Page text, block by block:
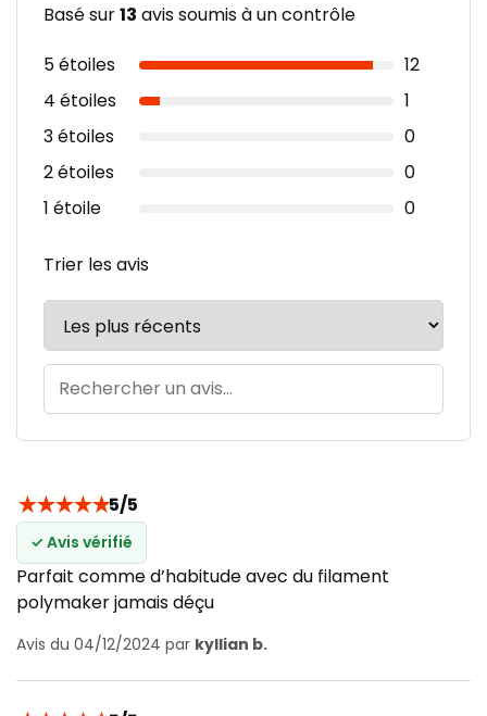
Basé sur13 avis soumis à un contrôle
5 étoiles
12
4 étoiles
1
3 étoiles
0
2 étoiles
0
1 étoile
0
Trier les avis
★★★★★5/5
✓ Avis vérifié
Parfait comme d’habitude avec du filament
polymaker jamais déçu
Avis du 04/12/2024 par kyllian b.